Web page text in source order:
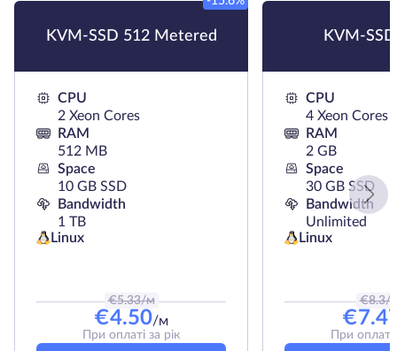
KVM-SSD 512 Metered
CPU
2 Xeon Cores
RAM
512 MB
Space
10 GB SSD
Bandwidth
1 TB
Linux
€5.33/м
€4.50/м
При оплаті за рік
KVM-
CPU
4 Xeon Cores
RAM
2 GB
Space
30 GB SSD
Bandwidth
Unlimited
Linux
€8.3/
€
При оплаті